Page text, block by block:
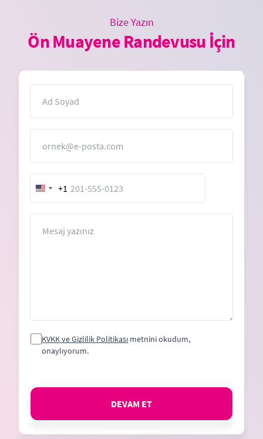
Bize Yazın
Ön Muayene Randevusu İçin
United
States
+1
KVKK ve Gizlilik Politikası metnini okudum,
onaylıyorum.
DEVAM ET